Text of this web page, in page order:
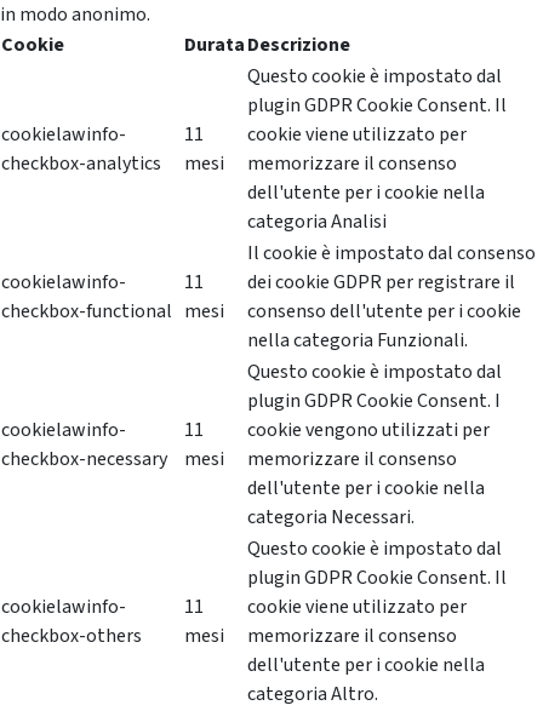
in modo anonimo.
Cookie
DurataDescrizione
cookielawinfo-
checkbox-analytics
11
mesi
Questo cookie è impostato dal
plugin GDPR Cookie Consent. Il
cookie viene utilizzato per
memorizzare il consenso
dell'utente per i cookie nella
categoria Analisi
cookielawinfo-
checkbox-functional
11
mesi
Il cookie è impostato dal consenso
dei cookie GDPR per registrare il
consenso dell'utente per i cookie
nella categoria Funzionali.
cookielawinfo-
checkbox-necessary
11
mesi
Questo cookie è impostato dal
plugin GDPR Cookie Consent. I
cookie vengono utilizzati per
memorizzare il consenso
dell'utente per i cookie nella
categoria Necessari.
cookielawinfo-
checkbox-others
11
mesi
Questo cookie è impostato dal
plugin GDPR Cookie Consent. Il
cookie viene utilizzato per
memorizzare il consenso
dell'utente per i cookie nella
categoria Altro.